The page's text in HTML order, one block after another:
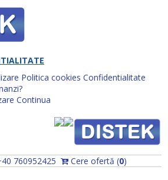
Politica cookies Confidentialitate
Continua
760952425 Cere ofertă (0)